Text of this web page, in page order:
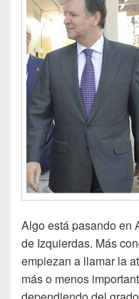
Algo está pasando en
de Izquierdas. Más
empiezan a llamar la
más o menos